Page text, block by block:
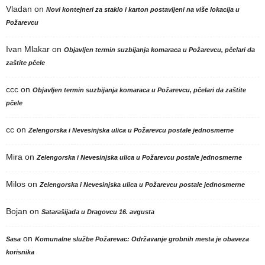
Vladan on Novi kontejneri za staklo i karton postavljeni na više lokacija u
Požarevcu
Ivan Mlakar on Objavljen termin suzbijanja komaraca u Požarevcu, pčelari da
zaštite pčele
ccc on Objavljen termin suzbijanja komaraca u Požarevcu, pčelari da zaštite
pčele
cc on Zelengorska i Nevesinjska ulica u Požarevcu postale jednosmerne
Mira on Zelengorska i Nevesinjska ulica u Požarevcu postale jednosmerne
Milos on Zelengorska i Nevesinjska ulica u Požarevcu postale jednosmerne
Bojan on Satarašijada u Dragovcu 16. avgusta
Sasa on Komunalne službe Požarevac: Održavanje grobnih mesta je obaveza
korisnika